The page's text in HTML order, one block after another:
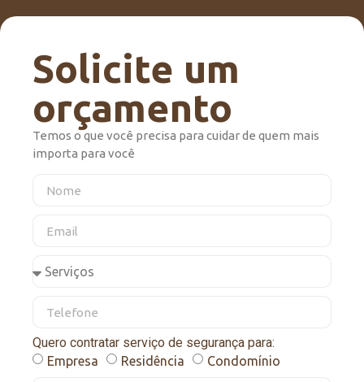
Solicite um
orçamento
Temos o que você precisa para cuidar de quem mais
importa para você
Quero contratar serviço de segurança para:
Empresa Residência Condomínio